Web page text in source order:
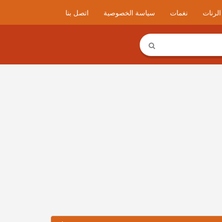
نغمات سياسة الخصوصية اتصل بنا